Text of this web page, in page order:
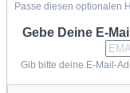
Passe diesen optionalen
Gebe Deine E-
Gib bitte deine E-Mail-